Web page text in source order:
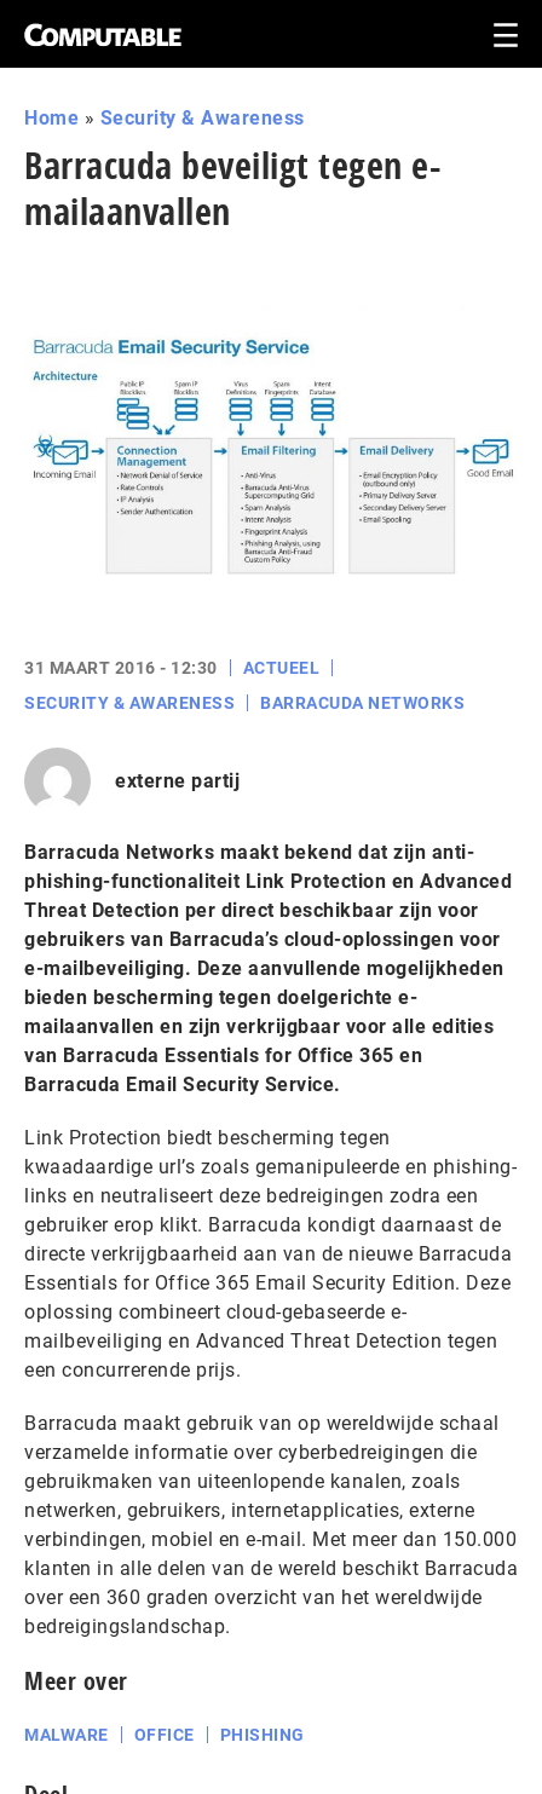
Home » Security & Awareness
Barracuda beveiligt tegen e-
mailaanvallen
31 MAART 2016 - 12:30
ACTUEEL
SECURITY & AWARENESS
BARRACUDA NETWORKS
externe partij
Barracuda Networks maakt bekend dat zijn anti-
phishing-functionaliteit Link Protection en Advanced
Threat Detection per direct beschikbaar zijn voor
gebruikers van Barracuda’s cloud-oplossingen voor
e-mailbeveiliging. Deze aanvullende mogelijkheden
bieden bescherming tegen doelgerichte e-
mailaanvallen en zijn verkrijgbaar voor alle edities
van Barracuda Essentials for Office 365 en
Barracuda Email Security Service.
Link Protection biedt bescherming tegen
kwaadaardige url’s zoals gemanipuleerde en phishing-
links en neutraliseert deze bedreigingen zodra een
gebruiker erop klikt. Barracuda kondigt daarnaast de
directe verkrijgbaarheid aan van de nieuwe Barracuda
Essentials for Office 365 Email Security Edition. Deze
oplossing combineert cloud-gebaseerde e-
mailbeveiliging en Advanced Threat Detection tegen
een concurrerende prijs.
Barracuda maakt gebruik van op wereldwijde schaal
verzamelde informatie over cyberbedreigingen die
gebruikmaken van uiteenlopende kanalen, zoals
netwerken, gebruikers, internetapplicaties, externe
verbindingen, mobiel en e-mail. Met meer dan 150.000
klanten in alle delen van de wereld beschikt Barracuda
over een 360 graden overzicht van het wereldwijde
bedreigingslandschap.
Meer over
MALWARE OFFICE PHISHING